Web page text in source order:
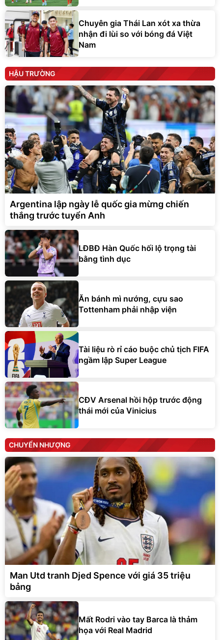
Chuyên gia Thái Lan xót xa thừa
nhận đi lùi so với bóng đá Việt
Nam
HẬU TRƯỜNG
Argentina lập ngày lễ quốc gia mừng chiến
thắng trước tuyển Anh
LĐBĐ Hàn Quốc hối lộ trọng tài
bằng tình dục
Ăn bánh mì nướng, cựu sao
Tottenham phải nhập viện
Tài liệu rò rỉ cáo buộc chủ tịch FIFA
ngầm lập Super League
CĐV Arsenal hồi hộp trước động
thái mới của Vinicius
CHUYỂN NHƯỢNG
Man Utd tranh Djed Spence với giá 35 triệu
bảng
Mất Rodri vào tay Barca là thảm
họa với Real Madrid